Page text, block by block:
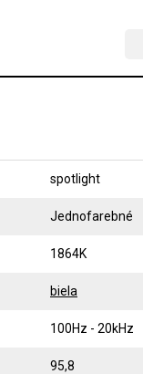
spotlight
Jednofarebné
1864K
biela
100Hz - 20kHz
95,8